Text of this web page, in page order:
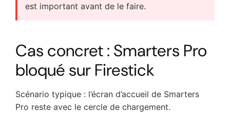
est important avant de le faire.
Cas concret : Smarters Pro
bloqué sur Firestick
Scénario typique : l’écran d’accueil de Smarters
Pro reste avec le cercle de chargement.